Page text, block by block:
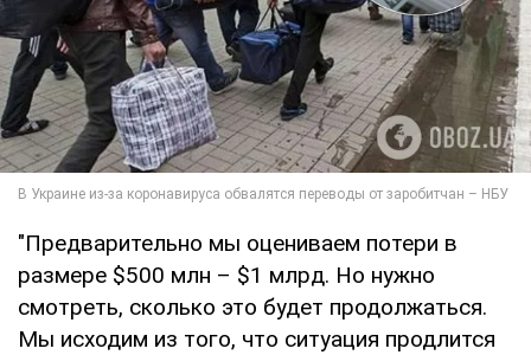
"Предварительно мы оцениваем потери в
размере $500 млн – $1 млрд. Но нужно
смотреть, сколько это будет продолжаться.
Мы исходим из того, что ситуация продлится